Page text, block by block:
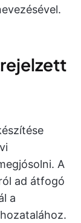
A
ad átfogó
a